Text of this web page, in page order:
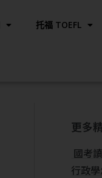
托福 TOEFL
更多
國考
行政